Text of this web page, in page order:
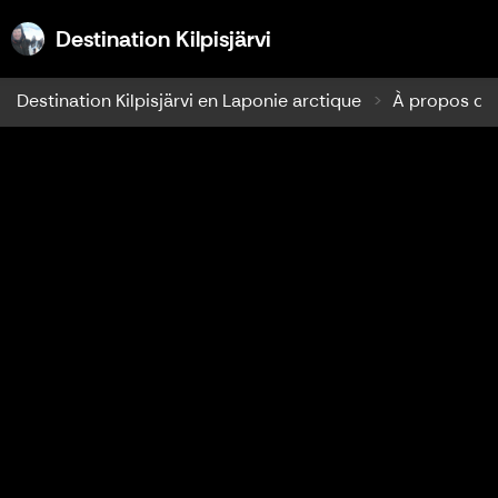
Destination Kilpisjärvi
Destination Kilpisjärvi en Laponie arctique À propos